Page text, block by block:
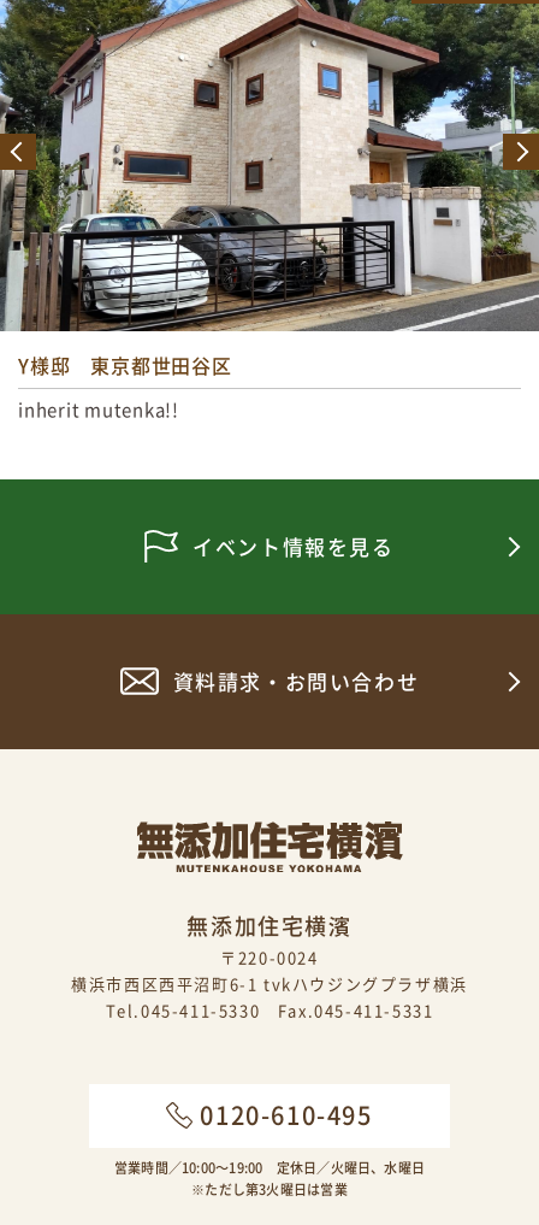
Y様邸 東京都世田谷区
inherit mutenka!!
イベント情報を見る
資料請求・お問い合わせ
無添加住宅横濱
〒220-0024
横浜市西区西平沼町6-1 tvkハウジングプラザ横浜
Tel.045-411-5330 Fax.045-411-5331
0120-610-495
営業時間／10:00〜19:00 定休日／火曜日、水曜日
※ただし第3火曜日は営業